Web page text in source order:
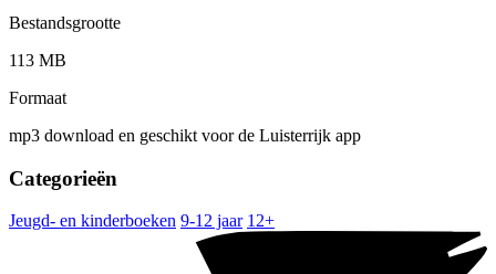
Bestandsgrootte
113 MB
Formaat
mp3 download en geschikt voor de Luisterrijk app
Categorieën
Jeugd- en kinderboeken 9-12 jaar 12+